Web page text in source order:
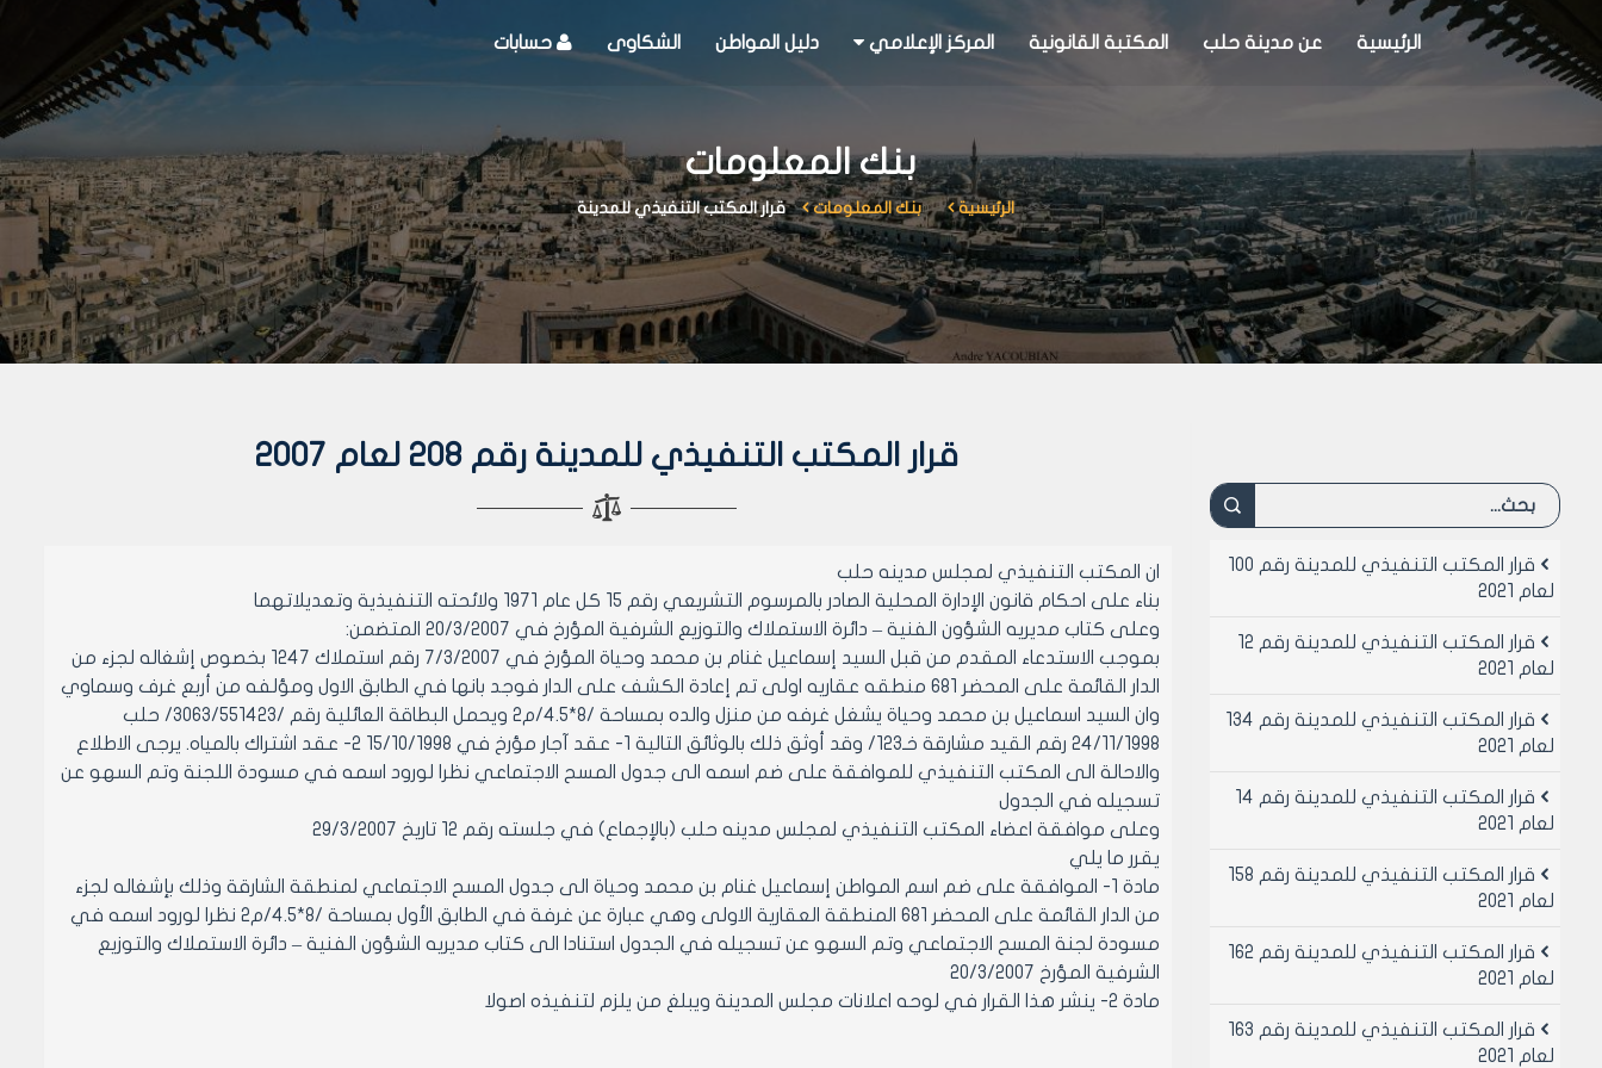
الرئيسية عن مدينة حلب المكتبة القانونية المركز الإعلامي دليل المواطن الشكاوى حسابات
بنك المعلومات
الرئيسية بنك المعلومات قرار المكتب التنفيذي للمدينة
قرار المكتب التنفيذي للمدينة رقم 208 لعام 2007
ان المكتب التنفيذي لمجلس مدينه حلب
بناء على احكام قانون الإدارة المحلية الصادر بالمرسوم التشريعي رقم 15 كل عام 1971 ولائحته التنفيذية وتعديلاتهما
وعلى كتاب مديريه الشؤون الفنية – دائرة الاستملاك والتوزيع الشرفية المؤرخ في 20/3/2007 المتضمن:
بموجب الاستدعاء المقدم من قبل السيد إسماعيل غنام بن محمد وحياة المؤرخ في 7/3/2007 رقم استملاك 1247 بخصوص إشغاله لجزء من
الدار القائمة على المحضر 681 منطقه عقاريه اولى تم إعادة الكشف على الدار فوجد بانها في الطابق الاول ومؤلفه من أربع غرف وسماوي
وان السيد اسماعيل بن محمد وحياة يشغل غرفه من منزل والده بمساحة /8*4.5/م2 ويحمل البطاقة العائلية رقم /3063/551423/ حلب
24/11/1998 رقم القيد مشارقة خـ123/ وقد أوثق ذلك بالوثائق التالية 1- عقد آجار مؤرخ في 15/10/1998 2- عقد اشتراك بالمياه. يرجى الاطلاع
والاحالة الى المكتب التنفيذي للموافقة على ضم اسمه الى جدول المسح الاجتماعي نظرا لورود اسمه في مسودة اللجنة وتم السهو عن
تسجيله في الجدول
وعلى موافقة اعضاء المكتب التنفيذي لمجلس مدينه حلب (بالإجماع) في جلسته رقم 12 تاريخ 29/3/2007
يقرر ما يلي
مادة 1- الموافقة على ضم اسم المواطن إسماعيل غنام بن محمد وحياة الى جدول المسح الاجتماعي لمنطقة الشارقة وذلك بإشغاله لجزء
من الدار القائمة على المحضر 681 المنطقة العقارية الاولى وهي عبارة عن غرفة في الطابق الأول بمساحة /8*4.5/م2 نظرا لورود اسمه في
مسودة لجنة المسح الاجتماعي وتم السهو عن تسجيله في الجدول استنادا الى كتاب مديريه الشؤون الفنية – دائرة الاستملاك والتوزيع
الشرفية المؤرخ 20/3/2007
مادة 2- ينشر هذا القرار في لوحه اعلانات مجلس المدينة ويبلغ من يلزم لتنفيذه اصولا
قرار المكتب التنفيذي للمدينة رقم 100
لعام 2021
قرار المكتب التنفيذي للمدينة رقم 12
لعام 2021
قرار المكتب التنفيذي للمدينة رقم 134
لعام 2021
قرار المكتب التنفيذي للمدينة رقم 14
لعام 2021
قرار المكتب التنفيذي للمدينة رقم 158
لعام 2021
قرار المكتب التنفيذي للمدينة رقم 162
لعام 2021
قرار المكتب التنفيذي للمدينة رقم 163
لعام 2021